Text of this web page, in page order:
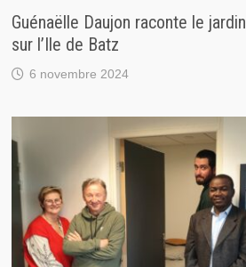
Guénaëlle Daujon raconte le
sur l’Ile de Batz
6 novembre 2024